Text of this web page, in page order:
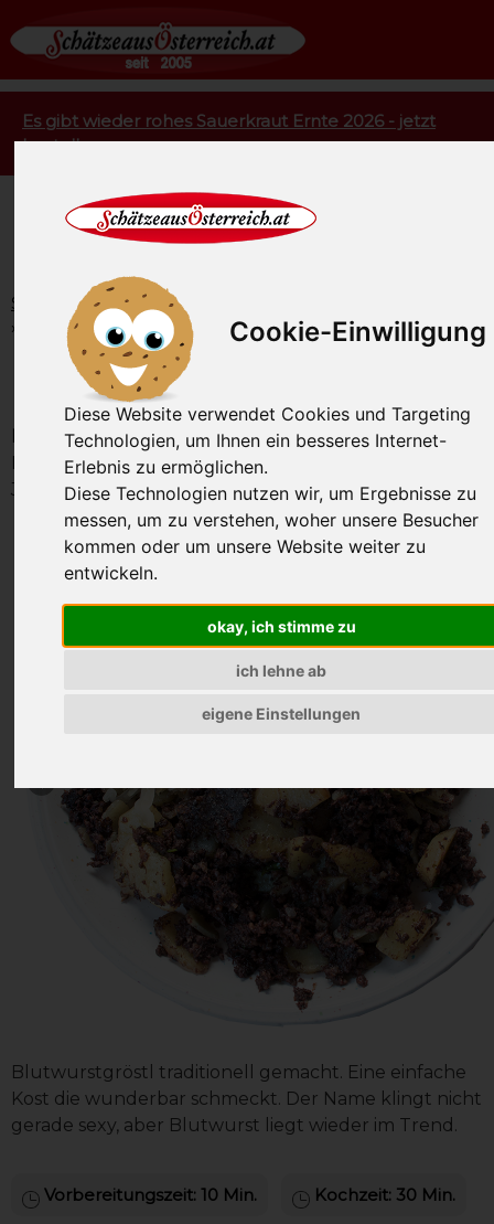
Cookie-Einwilligung
Diese Website verwendet Cookies und Targeting
Technologien, um Ihnen ein besseres Internet-
Erlebnis zu ermöglichen.
Diese Technologien nutzen wir, um Ergebnisse zu
messen, um zu verstehen, woher unsere Besucher
kommen oder um unsere Website weiter zu
entwickeln.
okay, ich stimme zu
ich lehne ab
eigene Einstellungen
Es gibt wieder rohes Sauerkraut Ernte 2026 - jetzt
bestellen.
Startseite Rezepte
Blutwurstgröstl
Blutwurstgröstl
Renaissance der Blutwurst:Ein deftiges
Blutwurstgröstl, schmeckt besonders in der kalten
Jahreszeit, richtige Hausmannskost.
Blutwurstgröstl traditionell gemacht. Eine einfache
Kost die wunderbar schmeckt. Der Name klingt nicht
gerade sexy, aber Blutwurst liegt wieder im Trend.
Vorbereitungszeit: 10 Min. Kochzeit: 30 Min.